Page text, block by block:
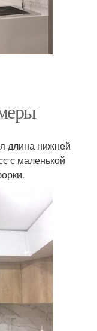
длина нижней
с маленькой